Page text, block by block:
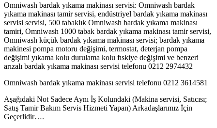
Omniwash bardak yıkama makinası servisi: Omniwash bardak
yıkama makinası tamir servisi, endüstriyel bardak yıkama makinası
servisi servisi, 500 tabaklık Omniwash bardak yıkama makinası
tamiri, Omniwash 1000 tabak bardak yıkama makinası tamir servisi,
Omniwash küçük bardak yıkama makinası servisi; bardak yıkama
makinesi pompa motoru değişimi, termostat, deterjan pompa
değişimi yıkama kolu durulama kolu fıskiye değişimi ve benzeri
arızalı bardak yıkama makinası servisi telefonu 0212 2974432
Omniwash bardak yıkama makinası servisi telefonu 0212 3614581
Aşağıdaki Not Sadece Aynı İş Kolundaki (Makina servisi, Satıcısı;
Satış Tamir Bakım Servis Hizmeti Yapan) Arkadaşlarımız İçin
Geçerlidir….